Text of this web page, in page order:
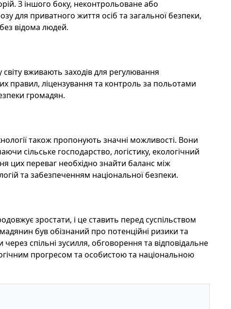
З іншого боку, неконтрольоване або
для приватного життя осіб та загальної безпеки,
відома людей.
вживають заходів для регулювання
правил, ліцензування та контроль за польотами
громадян.
також пропонують значні можливості. Вони
сільське господарство, логістику, екологічний
цих переваг необхідно знайти баланс між
та забезпеченням національної безпеки.
зростати, і це ставить перед суспільством
був обізнаний про потенційні ризики та
через спільні зусилля, обговорення та відповідальне
прогресом та особистою та національною